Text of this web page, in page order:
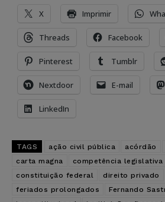
X Imprimir
Threads Facebook
Pinterest Tumblr
Nextdoor E-mail
LinkedIn
TAGS ação civil pública acórdão
carta magna
competência legislativa
constituição federal
direito privado
feriados prolongados
Fernando